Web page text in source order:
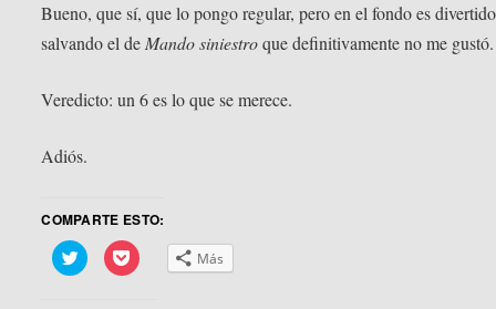
Bueno, que sí, que lo pongo regular, pero en el fondo es
salvando el deMando siniestroque definitivamente no me gustó.
Veredicto: un 6 es lo que se merece.
Adiós.
COMPARTE ESTO:
Haz
clic
Haz
clic Más